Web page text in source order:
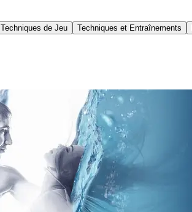
Techniques de Jeu Techniques et Entraînements